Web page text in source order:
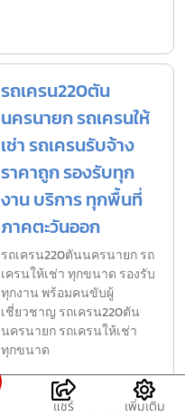
รถเครน220ตัน
นครนายก รถเครนให้
เช่า รถเครนรับจ้าง
ราคาถูก รองรับทุก
งาน บริการ ทุกพื้นที่
ภาคตะวันออก
รถเครน220ตันนครนายก รถ
เครนให้เช่า ทุกขนาด รองรับ
ทุกงาน พร้อมคนขับผู้
เชี่ยวชาญ รถเครน220ตัน
นครนายก รถเครนให้เช่า
ทุกขนาด
แชร์ เพิ่มเติม